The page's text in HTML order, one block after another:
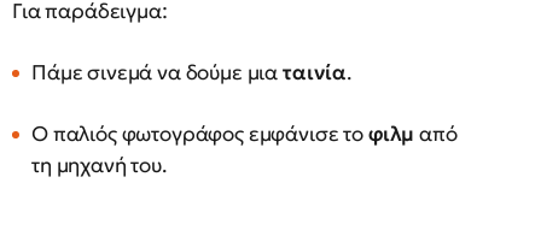
Για παράδειγμα:
Πάμε σινεμά να δούμε μιαταινία.
Ο παλιός φωτογράφος εμφάνισε τοφιλμ από
τη μηχανή του.